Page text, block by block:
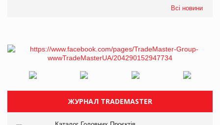
Всі новини
ЖУРНАЛ TRADEMASTER